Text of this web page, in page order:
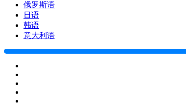
俄罗斯语
日语
韩语
意大利语